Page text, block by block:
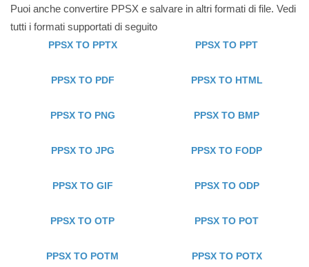
Puoi anche convertire PPSX e salvare in altri formati di file. Vedi
tutti i formati supportati di seguito
PPSX TO PPTX PPSX TO PPT
PPSX TO PDF PPSX TO HTML
PPSX TO PNG PPSX TO BMP
PPSX TO JPG PPSX TO FODP
PPSX TO GIF PPSX TO ODP
PPSX TO OTP PPSX TO POT
PPSX TO POTM PPSX TO POTX